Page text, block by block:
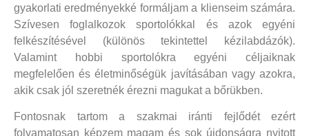
gyakorlati eredményekké formáljam a klienseim számára.
Szívesen foglalkozok sportolókkal és azok egyéni
felkészítésével (különös tekintettel kézilabdázók).
Valamint hobbi sportolókra egyéni céljaiknak
megfelelően és életminőségük javításában vagy azokra,
akik csak jól szeretnék érezni magukat a bőrükben.
Fontosnak tartom a szakmai iránti fejlődét ezért
folyamatosan képzem magam és sok újdonságra nyitott